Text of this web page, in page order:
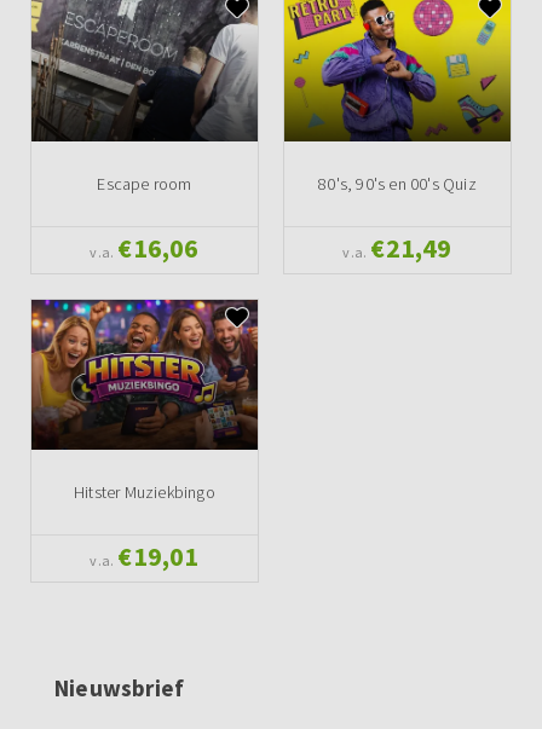
Escape room
v.a. €16,06
80's, 90's en 00's Quiz
v.a. €21,49
Hitster Muziekbingo
v.a. €19,01
Nieuwsbrief